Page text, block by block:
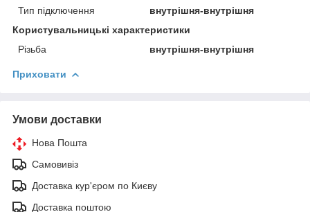
Тип підключення
внутрішня-внутрішня
Користувальницькі характеристики
Різьба
внутрішня-внутрішня
Приховати
Умови доставки
Нова Пошта
Самовивіз
Доставка кур'єром по Києву
Доставка поштою